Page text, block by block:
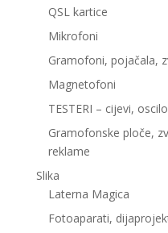
QSL kartice
Mikrofoni
Gramofoni, pojačala,
Magnetofoni
TESTERI – cijevi,
Gramofonske ploče,
reklame
Slika
Laterna Magica
Fotoaparati,